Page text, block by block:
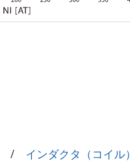
インダクタ（コイル）